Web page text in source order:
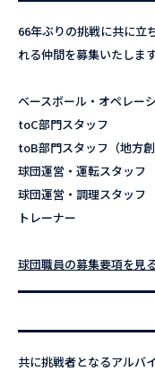
66年ぶりの挑戦に共に立
れる仲間を募集いたします
ベースボール・オペレー
toC部門スタッフ
toB部門スタッフ（地方創
球団運営・運転スタッフ
球団運営・調理スタッフ
トレーナー
球団職員の募集要項を見
共に挑戦者となるアルバ